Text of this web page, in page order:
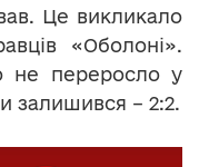
Це викликало
«Оболоні».
не переросло у
залишився – 2:2.